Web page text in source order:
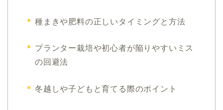
種まきや肥料の正しいタイミングと方法
プランター栽培や初心者が陥りやすいミス
の回避法
冬越しや子どもと育てる際のポイント